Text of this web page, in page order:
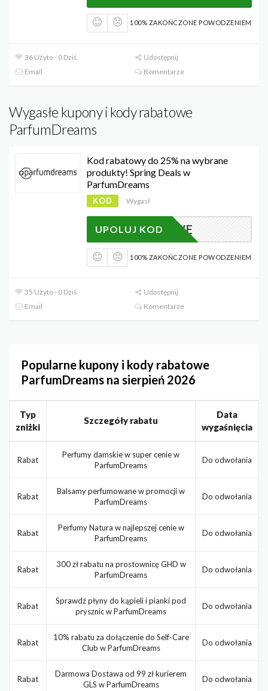
100% ZAKOŃCZONE POWODZENIEM
36 Użyto - 0 Dziś
Udostępnij
Email
Komentarze
Wygasłe kupony i kody rabatowe
ParfumDreams
Kod rabatowy do 25% na wybrane
produkty! Spring Deals w
ParfumDreams
KOD Wygasł
PDSAVE
UPOLUJ KOD
100% ZAKOŃCZONE POWODZENIEM
35 Użyto - 0 Dziś
Udostępnij
Email
Komentarze
Popularne kupony i kody rabatowe
ParfumDreams na sierpień 2026
Typ
zniżki
Szczegóły rabatu
Data
wygaśnięcia
Rabat
Perfumy damskie w super cenie w
ParfumDreams
Do odwołania
Rabat
Balsamy perfumowane w promocji w
ParfumDreams
Do odwołania
Rabat
Perfumy Natura w najlepszej cenie w
ParfumDreams
Do odwołania
Rabat
300 zł rabatu na prostownicę GHD w
ParfumDreams
Do odwołania
Rabat
Sprawdź płyny do kąpieli i pianki pod
prysznic w ParfumDreams
Do odwołania
Rabat
10% rabatu za dołączenie do Self-Care
Club w ParfumDreams
Do odwołania
Rabat
Darmowa Dostawa od 99 zł kurierem
GLS w ParfumDreams
Do odwołania